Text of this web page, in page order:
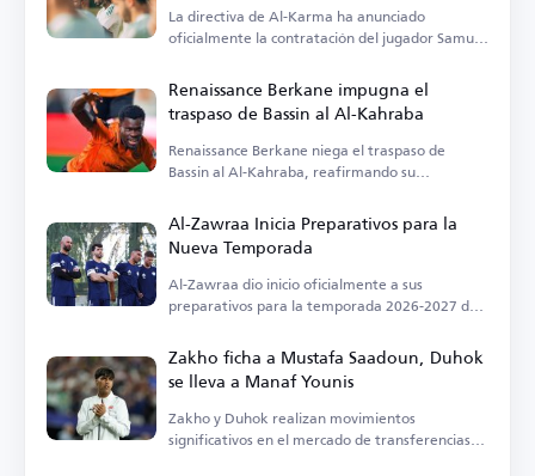
La directiva de Al-Karma ha anunciado
oficialmente la contratación del jugador Samuel
Renaissance Berkane impugna el
traspaso de Bassin al Al-Kahraba
Renaissance Berkane niega el traspaso de
Bassin al Al-Kahraba, reafirmando su
Al-Zawraa Inicia Preparativos para la
Nueva Temporada
Al-Zawraa dio inicio oficialmente a sus
preparativos para la temporada 2026-2027 de
Zakho ficha a Mustafa Saadoun, Duhok
se lleva a Manaf Younis
Zakho y Duhok realizan movimientos
significativos en el mercado de transferencias